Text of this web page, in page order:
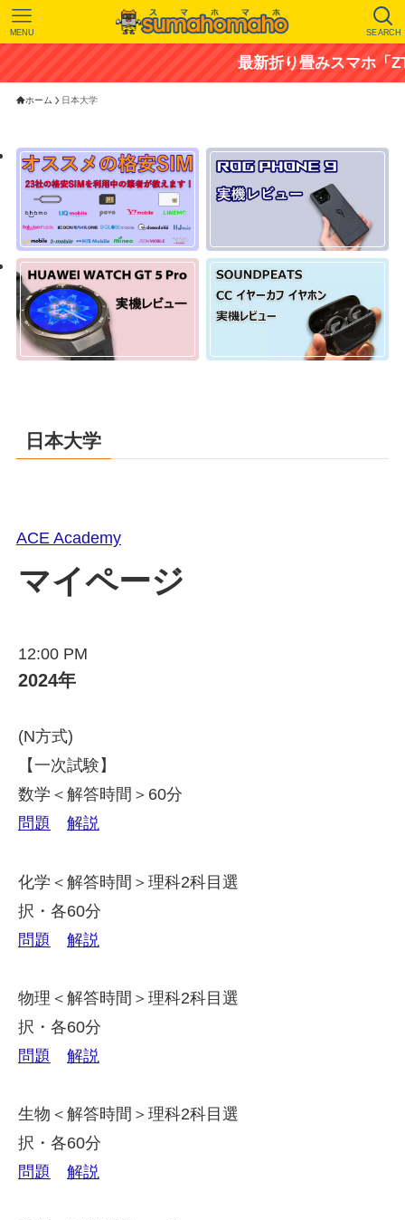
SEARCH
MENU
最新折り畳みスマホ「
ホーム 日本大学
日本大学
ACE Academy
マイページ
12:00 PM
2024年
(N方式)
【一次試験】
数学＜解答時間＞60分
問題
解説
化学＜解答時間＞理科2科目選
択・各60分
問題
解説
物理＜解答時間＞理科2科目選
択・各60分
問題
解説
生物＜解答時間＞理科2科目選
択・各60分
問題
解説